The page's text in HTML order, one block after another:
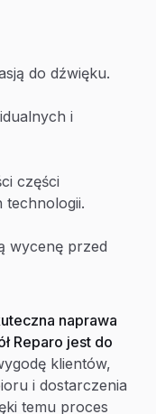
do dźwięku.
i
części
technologii.
wycenę przed
naprawa
Reparo jest do
klientów,
i dostarczenia
temu proces